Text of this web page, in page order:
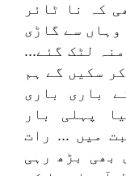
کہ نا ٹائر
وہاں سے گاڑی
لٹک گئے...
سکیں گے ہم
باری باری
پہلی بار
میں ... رات
بھی بڑھ رہی